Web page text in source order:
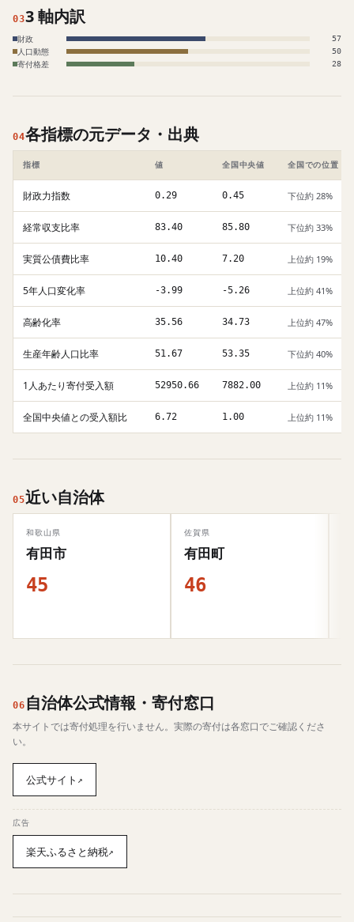
033 軸内訳
財政 57
人口動態 50
寄付格差 28
04各指標の元データ・出典
指標 値 全国中央値 全国での位置
財政力指数 0.29 0.45 下位約 28%
経常収支比率 83.40 85.80 下位約 33%
実質公債費比率 10.40 7.20 上位約 19%
5年人口変化率 -3.99 -5.26 上位約 41%
高齢化率 35.56 34.73 上位約 47%
生産年齢人口比率 51.67 53.35 下位約 40%
1人あたり寄付受入額 52950.66 7882.00 上位約 11%
全国中央値との受入額比 6.72 1.00 上位約 11%
05近い自治体
和歌山県
有田市
45
佐賀県
有田町
46
06 自治体公式情報・寄付窓口
本サイトでは寄付処理を行いません。実際の寄付は各窓口でご確認くださ
い。
公式サイト ↗
広告
楽天ふるさと納税↗